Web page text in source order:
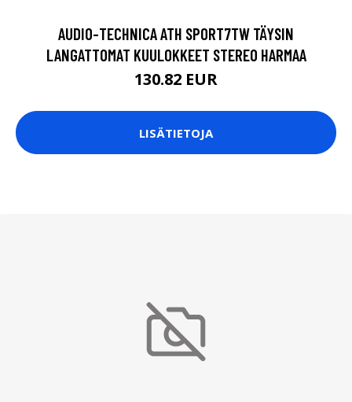
AUDIO-TECHNICA ATH SPORT7TW TÄYSIN
LANGATTOMAT KUULOKKEET STEREO HARMAA
130.82 EUR
LISÄTIETOJA